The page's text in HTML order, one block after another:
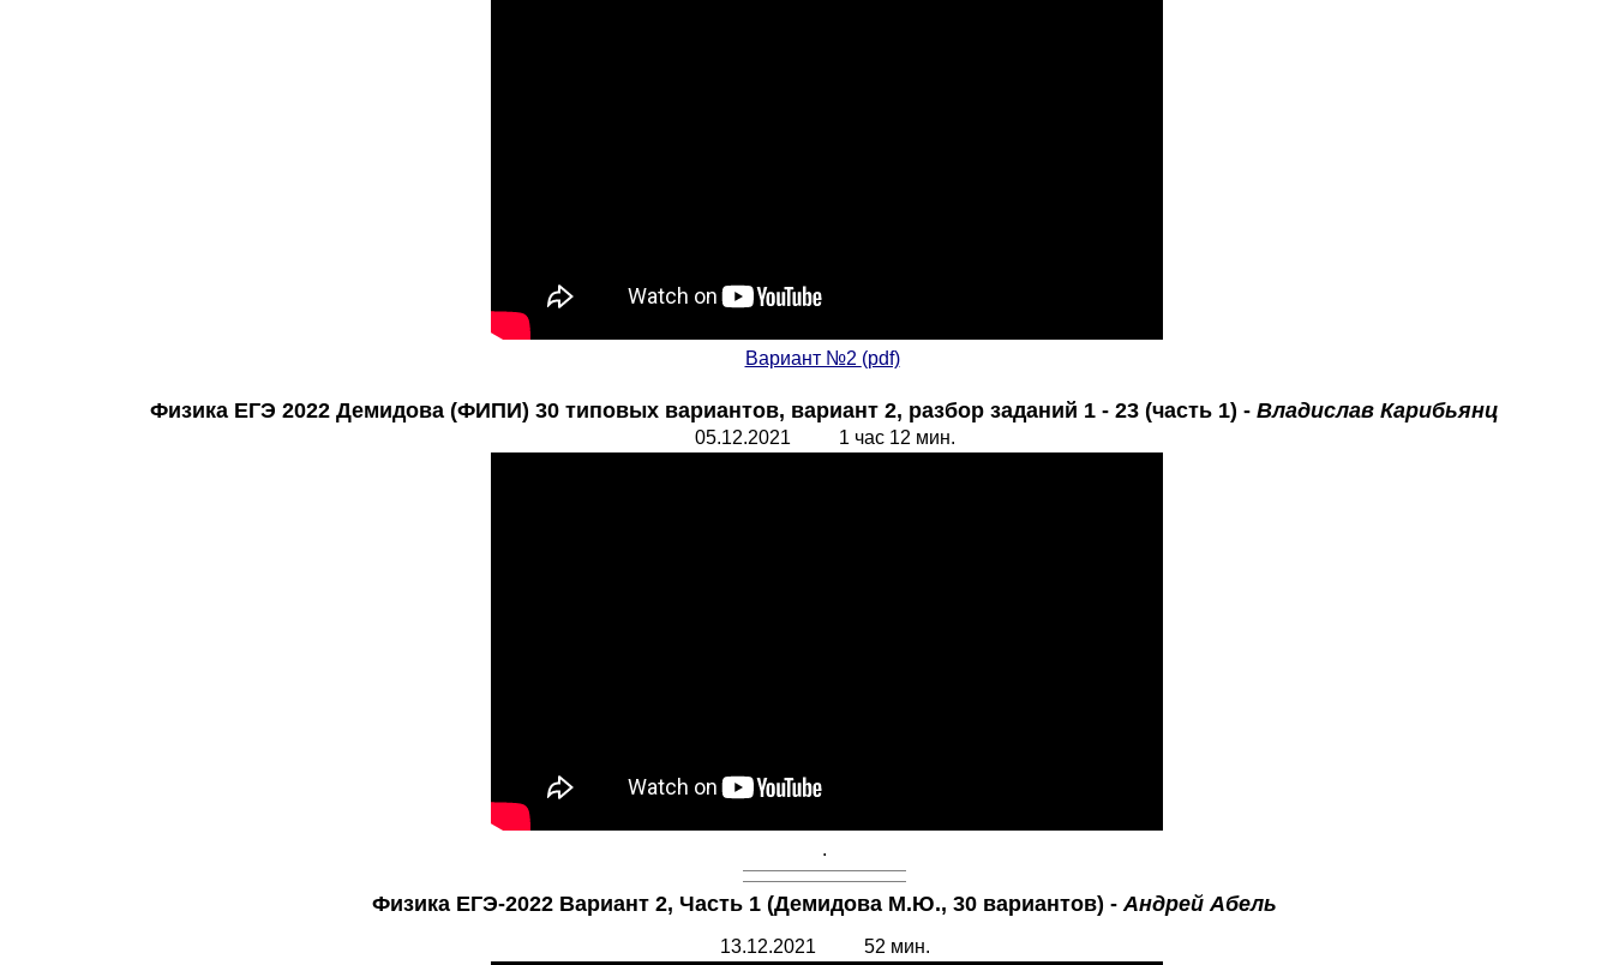
Вариант №2 (pdf)
Физика ЕГЭ 2022 Демидова (ФИПИ) 30 типовых вариантов, вариант 2, разбор заданий 1 - 23 (часть 1) - Владислав Карибьянц
05.12.2021 1 час 12 мин.
.
Физика ЕГЭ-2022 Вариант 2, Часть 1 (Демидова М.Ю., 30 вариантов) -Андрей Абель
13.12.2021 52 мин.